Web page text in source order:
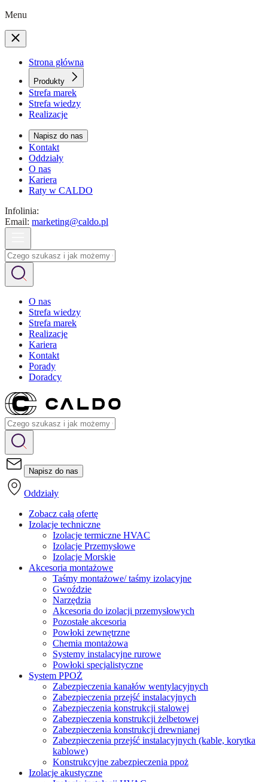
Menu
Strona główna
Produkty
Strefa marek
Strefa wiedzy
Realizacje
Napisz do nas
Kontakt
Oddziały
O nas
Kariera
Raty w CALDO
Infolinia:
Email: marketing@caldo.pl
O nas
Strefa wiedzy
Strefa marek
Realizacje
Kariera
Kontakt
Porady
Doradcy
Napisz do nas
Oddziały
Zobacz całą ofertę
Izolacje techniczne
Izolacje termiczne HVAC
Izolacje Przemysłowe
Izolacje Morskie
Akcesoria montażowe
Taśmy montażowe/ taśmy izolacyjne
Gwoździe
Narzędzia
Akcesoria do izolacji przemysłowych
Pozostałe akcesoria
Powłoki zewnętrzne
Chemia montażowa
Systemy instalacyjne rurowe
Powłoki specjalistyczne
System PPOŻ
Zabezpieczenia kanałów wentylacyjnych
Zabezpieczenia przejść instalacyjnych
Zabezpieczenia konstrukcji stalowej
Zabezpieczenia konstrukcji żelbetowej
Zabezpieczenia konstrukcji drewnianej
Zabezpieczenia przejść instalacyjnych (kable, korytka
kablowe)
Konstrukcyjne zabezpieczenia ppoż
Izolacje akustyczne